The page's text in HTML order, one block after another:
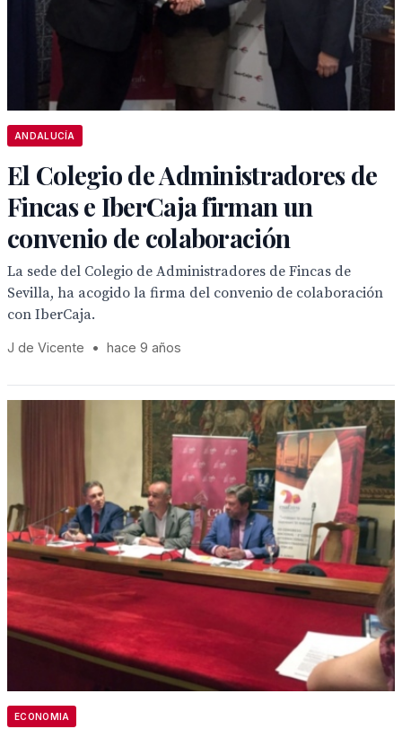
ANDALUCÍA
El Colegio de Administradores de
Fincas e IberCaja firman un
convenio de colaboración
La sede del Colegio de Administradores de Fincas de
Sevilla, ha acogido la firma del convenio de colaboración
con IberCaja.
J de Vicente • hace 9 años
ECONOMIA